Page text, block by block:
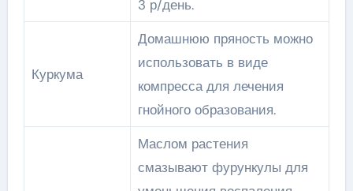
3 р/день.
Куркума
Домашнюю пряность можно
использовать в виде
компресса для лечения
гнойного образования.
Маслом растения
смазывают фурункулы для